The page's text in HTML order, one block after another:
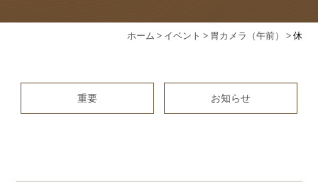
ホーム > イベント > 胃カメラ（午前） > 休
重要 お知らせ